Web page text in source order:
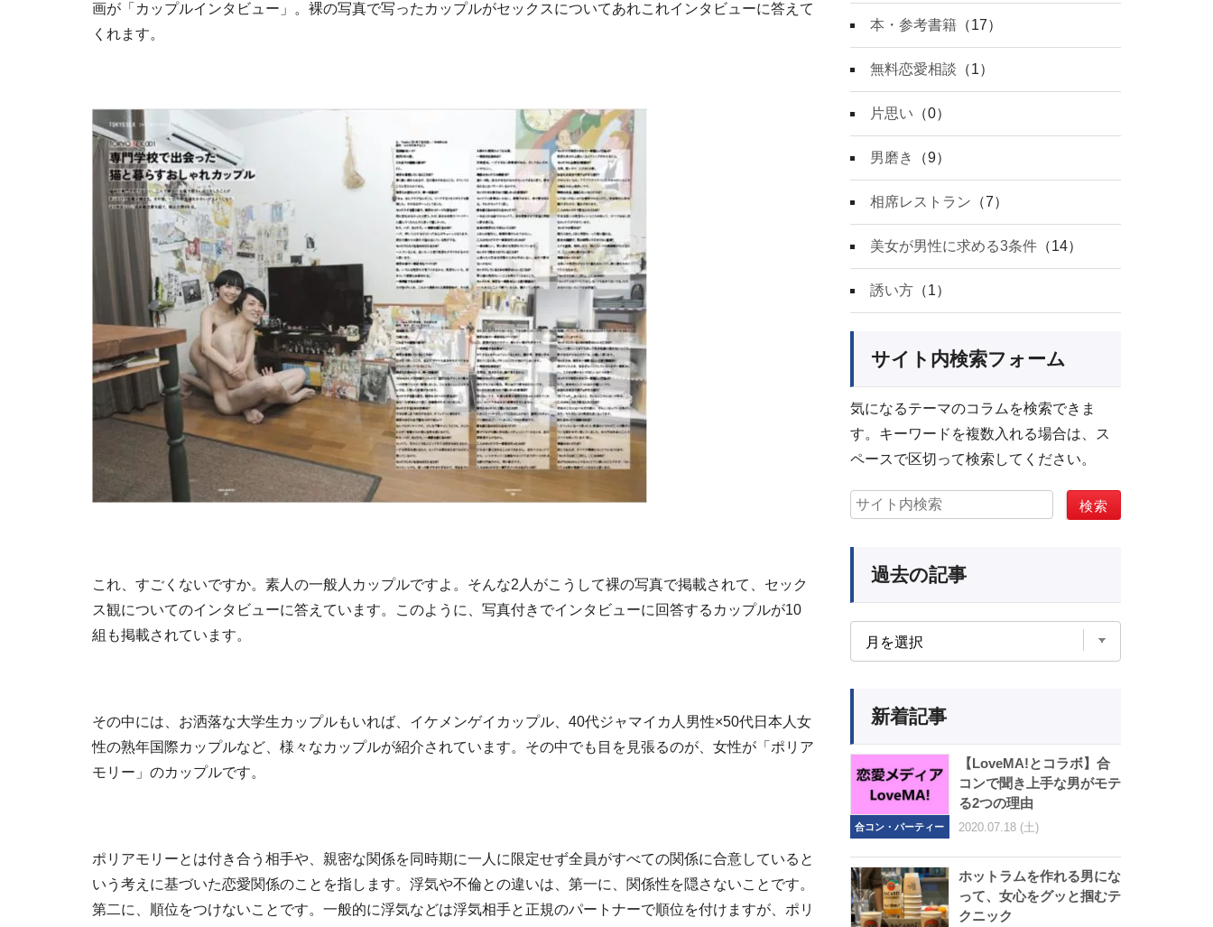
画が「カップルインタビュー」。裸の写真で写ったカップルがセックスについてあれこれインタビューに答えて
くれます。
これ、すごくないですか。素人の一般人カップルですよ。そんな2人がこうして裸の写真で掲載されて、セック
ス観についてのインタビューに答えています。このように、写真付きでインタビューに回答するカップルが10
組も掲載されています。
その中には、お洒落な大学生カップルもいれば、イケメンゲイカップル、40代ジャマイカ人男性×50代日本人女
性の熟年国際カップルなど、様々なカップルが紹介されています。その中でも目を見張るのが、女性が「ポリア
モリー」のカップルです。
ポリアモリーとは付き合う相手や、親密な関係を同時期に一人に限定せず全員がすべての関係に合意していると
いう考えに基づいた恋愛関係のことを指します。浮気や不倫との違いは、第一に、関係性を隠さないことです。
第二に、順位をつけないことです。一般的に浮気などは浮気相手と正規のパートナーで順位を付けますが、ポリ
本・参考書籍 （17）
無料恋愛相談 （1）
片思い （0）
男磨き （9）
相席レストラン （7）
美女が男性に求める3条件 （14）
誘い方 （1）
サイト内検索フォーム
気になるテーマのコラムを検索できま
す。キーワードを複数入れる場合は、ス
ペースで区切って検索してください。
過去の記事
新着記事
合コン・パーティー
【LoveMA!とコラボ】合
コンで聞き上手な男がモテ
る2つの理由
2020.07.18 (土)
ホットラムを作れる男にな
って、女心をグッと掴むテ
クニック